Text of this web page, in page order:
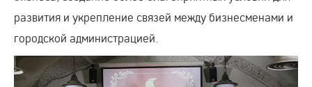
развития и укрепление связей между бизнесменами и
городской администрацией.